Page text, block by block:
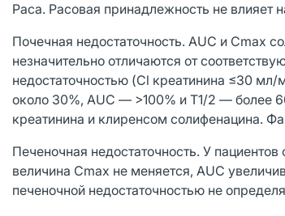
Раса. Расовая принадлежность не влияет
Почечная недостаточность. AUC и Сmах
незначительно отличаются от
недостаточностью (Cl креатинина ≤30
около 30%, AUC — >100% и T1/2 — более
креатинина и клиренсом солифенацина.
Печеночная недостаточность. У
величина Сmах не меняется, AUC
печеночной недостаточностью не